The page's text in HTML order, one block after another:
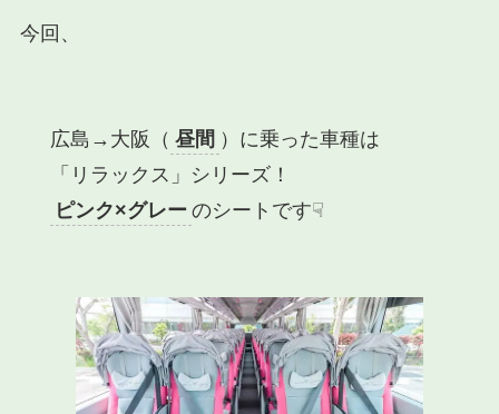
今回、
広島→大阪（ 昼間 ）に乗った車種は
「リラックス」 シリーズ！
ピンク×グレー のシートです☟